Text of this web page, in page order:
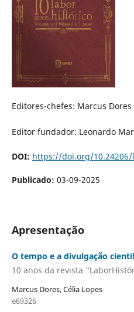
Editores-chefes: Marcus Dores
Editor fundador: Leonardo
DOI: https://doi.org/10.24206/
Publicado: 03-09-2025
Apresentação
O tempo e a divulgação
10 anos da revista
Marcus Dores, Célia Lopes
e69326